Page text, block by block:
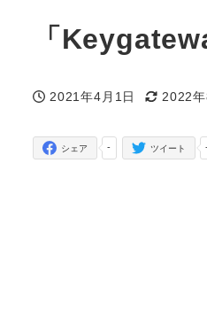
「
投稿日
2021年4月1日
更新日
2022
-
シェア ツイート